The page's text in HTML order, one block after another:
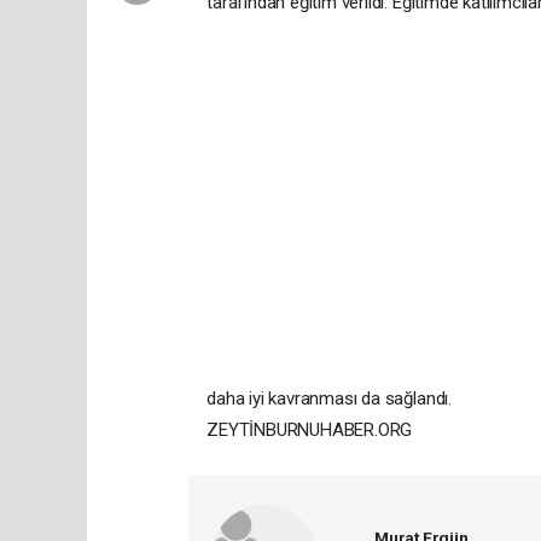
daha iyi kavranması da sağlandı.
ZEYTİNBURNUHABER.ORG
Murat Ergün